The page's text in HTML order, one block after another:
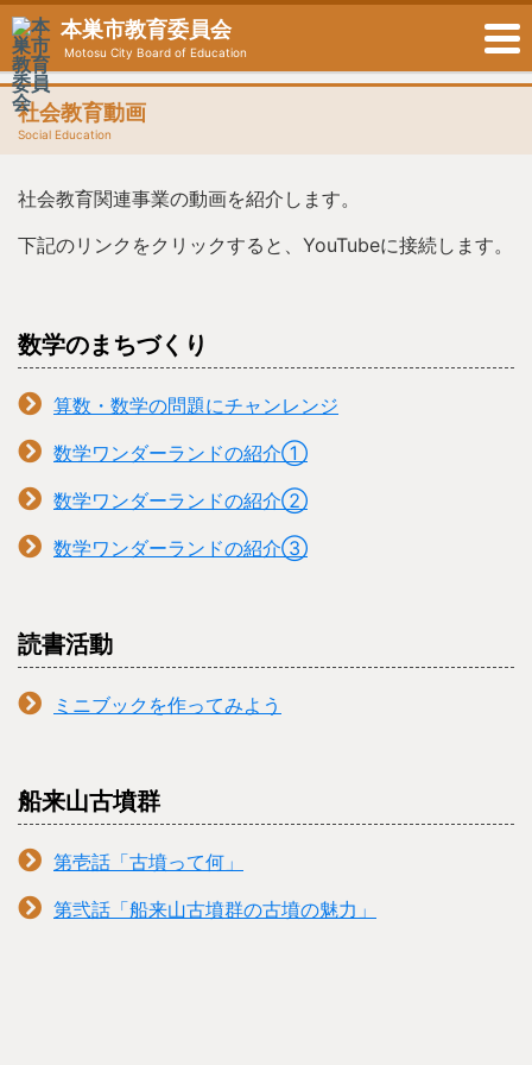
本巣市教育委員会
Motosu City Board of Education
社会教育動画
Social Education
社会教育関連事業の動画を紹介します。
下記のリンクをクリックすると、YouTubeに接続します。
数学のまちづくり
算数・数学の問題にチャンレンジ
数学ワンダーランドの紹介①
数学ワンダーランドの紹介②
数学ワンダーランドの紹介③
読書活動
ミニブックを作ってみよう
船来山古墳群
第壱話「古墳って何」
第弐話「船来山古墳群の古墳の魅力」